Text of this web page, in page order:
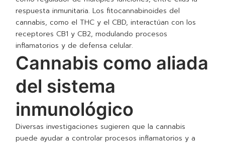
respuesta inmunitaria. Los fitocannabinoides del
cannabis, como el THC y el CBD, interactúan con los
receptores CB1 y CB2, modulando procesos
inflamatorios y de defensa celular.
Cannabis como aliada
del sistema
inmunológico
Diversas investigaciones sugieren que la cannabis
puede ayudar a controlar procesos inflamatorios y a